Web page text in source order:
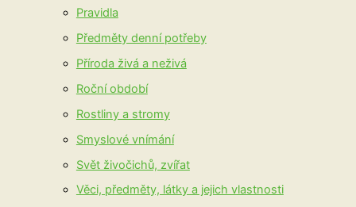
Pravidla
Předměty denní potřeby
Příroda živá a neživá
Roční období
Rostliny a stromy
Smyslové vnímání
Svět živočichů, zvířat
Věci, předměty, látky a jejich vlastnosti